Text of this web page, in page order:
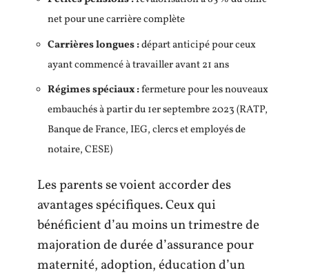
net pour une carrière complète
Carrières longues :départ anticipé pour ceux
ayant commencé à travailler avant 21 ans
Régimes spéciaux :fermeture pour les nouveaux
embauchés à partir du 1er septembre 2023 (RATP,
Banque de France, IEG, clercs et employés de
notaire, CESE)
Les parents se voient accorder des
avantages spécifiques. Ceux qui
bénéficient d’au moins un trimestre de
majoration de durée d’assurance pour
maternité, adoption, éducation d’un